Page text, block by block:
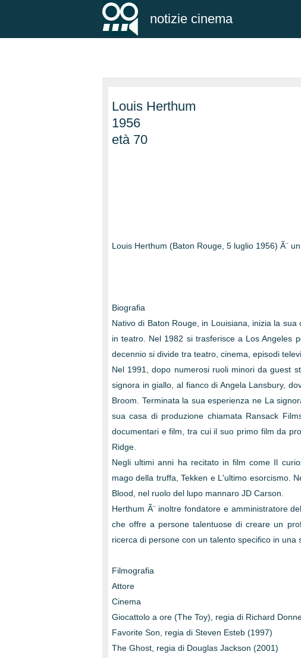
notizie cinema
Louis Herthum
1956
età 70
Louis Herthum (Baton Rouge, 5 luglio 1956) Ã¨
Biografia
Nativo di Baton Rouge, in Louisiana, inizia la
in teatro. Nel 1982 si trasferisce a Los Angeles
decennio si divide tra teatro, cinema, episodi
Nel 1991, dopo numerosi ruoli minori da guest
signora in giallo, al fianco di Angela Lansbury,
Broom. Terminata la sua esperienza ne La
sua casa di produzione chiamata Ransack
documentari e film, tra cui il suo primo film da
Ridge.
Negli ultimi anni ha recitato in film come Il
mago della truffa, Tekken e L'ultimo esorcismo.
Blood, nel ruolo del lupo mannaro JD Carson.
Herthum Ã¨ inoltre fondatore e amministratore
che offre a persone talentuose di creare un
ricerca di persone con un talento specifico in una
Filmografia
Attore
Cinema
Giocattolo a ore (The Toy), regia di Richard
Favorite Son, regia di Steven Esteb (1997)
The Ghost, regia di Douglas Jackson (2001)